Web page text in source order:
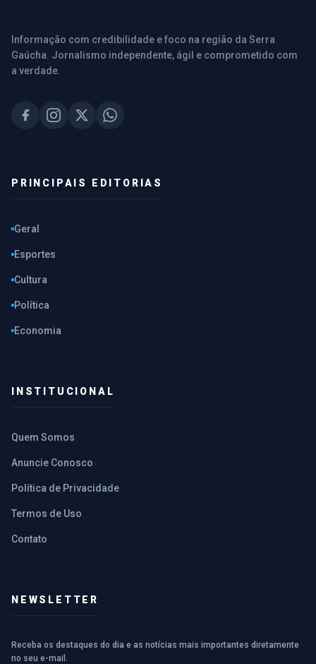
Informação com credibilidade e foco na região da Serra
Gaúcha. Jornalismo independente, ágil e comprometido com
a verdade.
PRINCIPAIS EDITORIAS
Geral
Esportes
Cultura
Política
Economia
INSTITUCIONAL
Quem Somos
Anuncie Conosco
Política de Privacidade
Termos de Uso
Contato
NEWSLETTER
Receba os destaques do dia e as notícias mais importantes diretamente
no seu e-mail.